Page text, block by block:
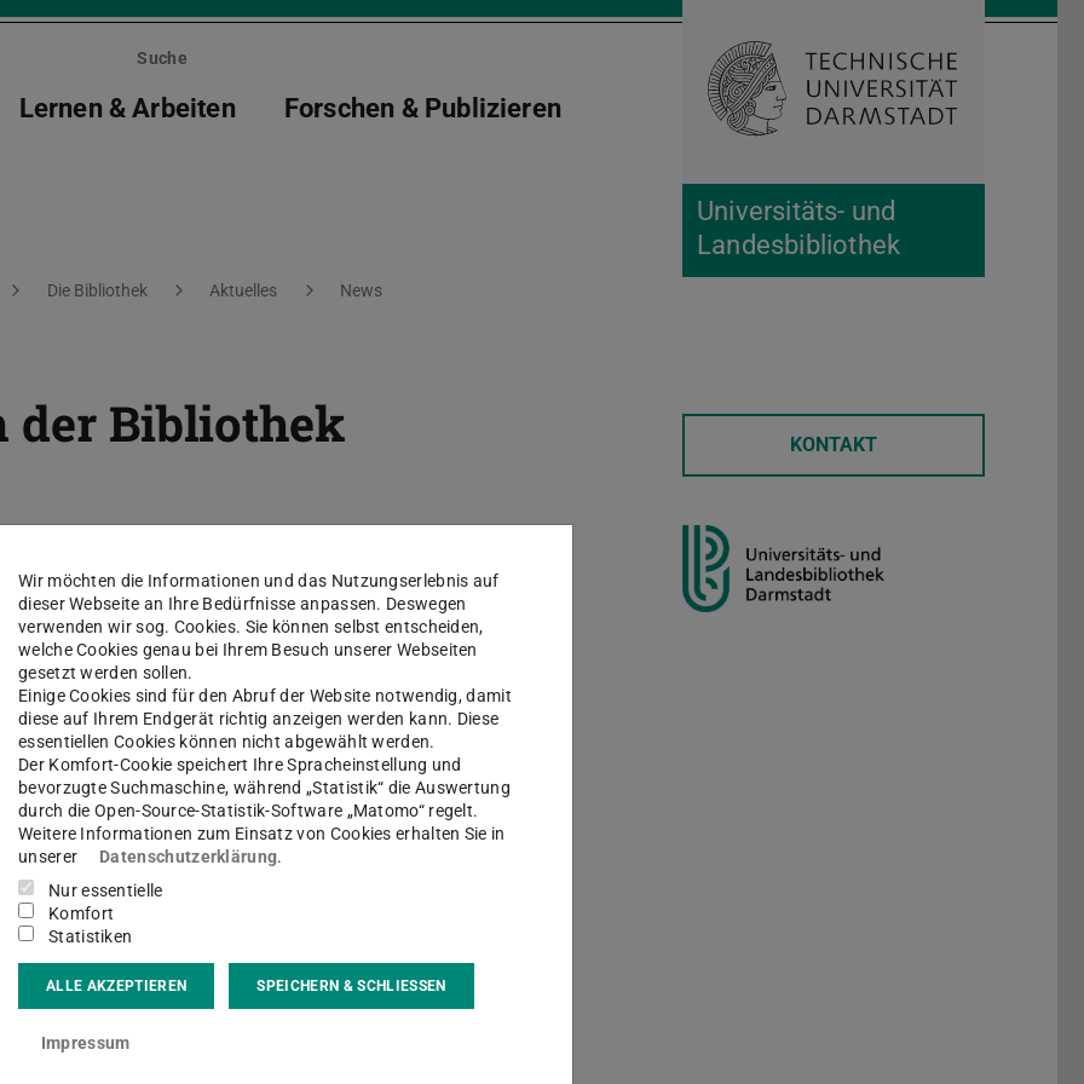
Universitäts- und
Landesbibliothek
Suche
Lernen & Arbeiten Forschen & Publizieren Suche öffnen
Die Bibliothek Aktuelles News
der Bibliothek
steht ab sofort in Raum 109 der
mit einem großen
zum Lernen im Sitzen.
und testen Sie die positiven Auswirkungen
Konzentration und Kreativität.
ist frei zugänglich.
Laufband in der ULB Lichtwiese:
mit der Gesundheitsförderung des
start_bettertugether/index.de.jsp
KONTAKT
Wir möchten die Informationen und das Nutzungserlebnis auf
dieser Webseite an Ihre Bedürfnisse anpassen. Deswegen
verwenden wir sog. Cookies. Sie können selbst entscheiden,
welche Cookies genau bei Ihrem Besuch unserer Webseiten
gesetzt werden sollen.
Einige Cookies sind für den Abruf der Website notwendig, damit
diese auf Ihrem Endgerät richtig anzeigen werden kann. Diese
essentiellen Cookies können nicht abgewählt werden.
Der Komfort-Cookie speichert Ihre Spracheinstellung und
bevorzugte Suchmaschine, während „Statistik“ die Auswertung
durch die Open-Source-Statistik-Software „Matomo“ regelt.
Weitere Informationen zum Einsatz von Cookies erhalten Sie in
unserer
Datenschutzerklärung.
Nur essentielle
Komfort
Statistiken
ALLE AKZEPTIEREN SPEICHERN & SCHLIESSEN
Impressum